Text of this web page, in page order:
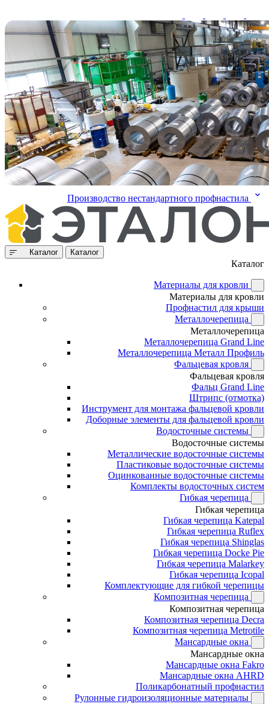
Производство нестандартного профнастила
Каталог Каталог
Каталог
Материалы для кровли
Материалы для кровли
Профнастил для крыши
Металлочерепица
Металлочерепица
Металлочерепица Grand Line
Металлочерепица Металл Профиль
Фальцевая кровля
Фальцевая кровля
Фальц Grand Line
Штрипс (отмотка)
Инструмент для монтажа фальцевой кровли
Доборные элементы для фальцевой кровли
Водосточные системы
Водосточные системы
Металлические водосточные системы
Пластиковые водосточные системы
Оцинкованные водосточные системы
Комплекты водосточных систем
Гибкая черепица
Гибкая черепица
Гибкая черепица Katepal
Гибкая черепица Ruflex
Гибкая черепица Shinglas
Гибкая черепица Docke Pie
Гибкая черепица Malarkey
Гибкая черепица Icopal
Комплектующие для гибкой черепицы
Композитная черепица
Композитная черепица
Композитная черепица Decra
Композитная черепица Metrotile
Мансардные окна
Мансардные окна
Мансардные окна Fakro
Мансардные окна AHRD
Поликарбонатный профнастил
Рулонные гидроизоляционные материалы